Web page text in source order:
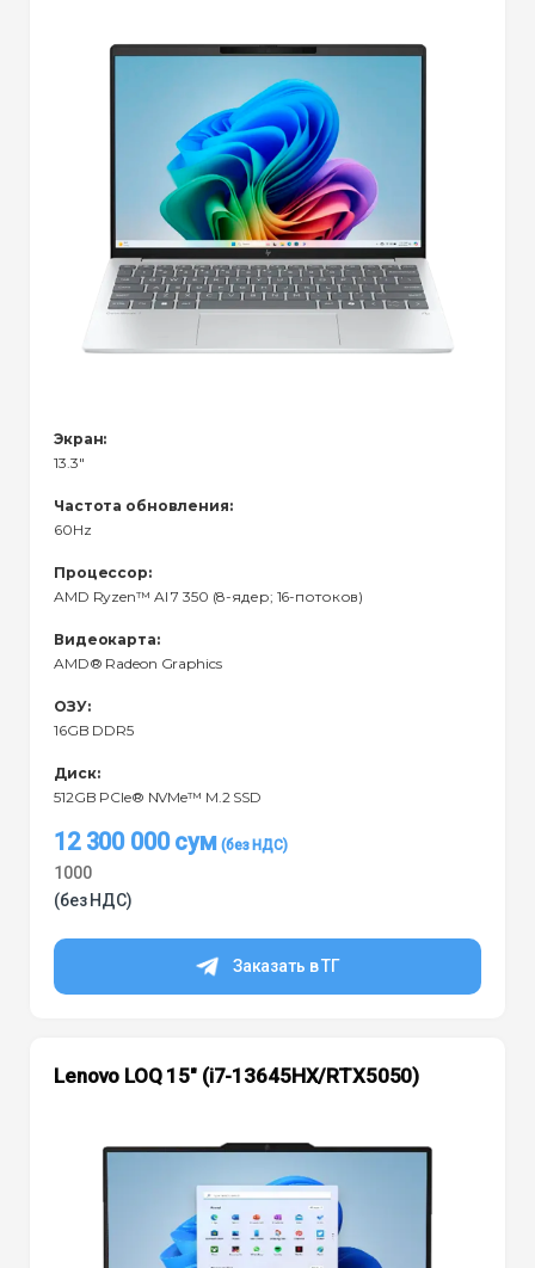
Экран:
13.3"
Частота обновления:
60Hz
Процессор:
AMD Ryzen™ Al 7 350 (8-ядер; 16-потоков)
Видеокарта:
AMD® Radeon Graphics
ОЗУ:
16GB DDR5
Диск:
512GB PCIe® NVMe™ M.2 SSD
12 300 000сум
1000
(без НДС)
Заказать в ТГ
Lenovo LOQ 15″ (i7-13645HX/RTX5050)